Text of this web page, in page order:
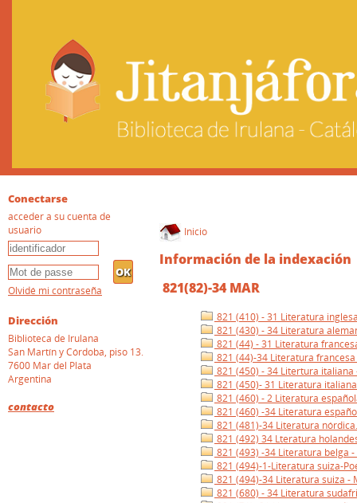
Inicio
Información de la indexación
821(82)-34 MAR
821 (410) - 31 Literatura
821 (430) - 34 Literatura
821 (44) - 31 Literatura
821 (44)-34 Literatura
821 (450) - 34 Litertura
821 (450)- 31 Literatura
821 (460) - 2 Literatura
821 (460) -34 Literatura
821 (481)-34 Literatura
821 (492) 34 Lteratura
821 (493) -34 Literatura belga
821 (494)-1-Literatura suiza-
821 (494)-34 Literatura suiza -
821 (680) - 34 Literatura
Conectarse
acceder a su cuenta de
usuario
Olvidé mi contraseña
Dirección
Biblioteca de Irulana
San Martín y Córdoba, piso 13.
7600 Mar del Plata
Argentina
contacto